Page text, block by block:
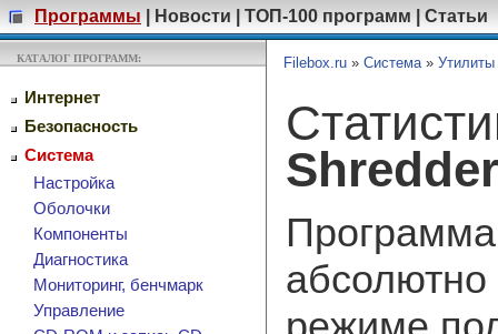
Программы Новости ТОП-100 программ Статьи
КАТАЛОГ ПРОГРАММ:
Интернет
Безопасность
Система
Настройка
Оболочки
Компоненты
Диагностика
Мониторинг, бенчмарк
Управление
Filebox.ru » Система» Утилиты
Shredder